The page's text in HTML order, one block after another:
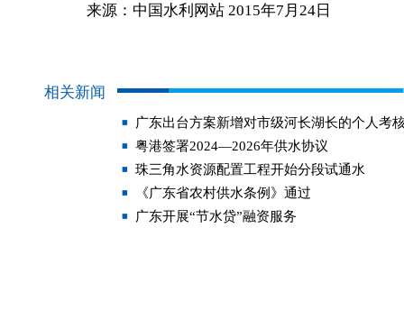
来源：中国水利网站 2015年7月24日
相关新闻
广东出台方案新增对市级河长湖长的个人考
粤港签署2024—2026年供水协议
珠三角水资源配置工程开始分段试通水
《广东省农村供水条例》通过
广东开展“节水贷”融资服务